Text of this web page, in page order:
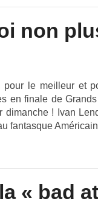
non
pour le meil­leur et
en fin­ale de
di­manche ! Ivan
fan­tasque
« bad